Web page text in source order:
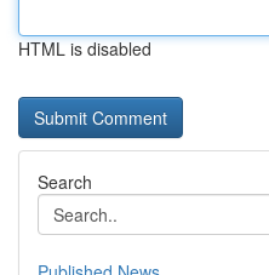
HTML is disabled
Search